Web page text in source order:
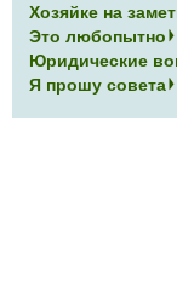
Хозяйке на
Это любопытно
Юридические
Я прошу совета